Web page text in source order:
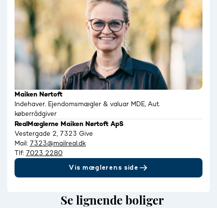
Maiken Nørtoft
Indehaver. Ejendomsmægler & valuar MDE, Aut.
køberrådgiver
RealMæglerne Maiken Nørtoft ApS
Vestergade 2, 7323 Give
Mail: 7323@mailreal.dk
Tlf: 7023 2280
Vis mæglerens side
Se lignende boliger